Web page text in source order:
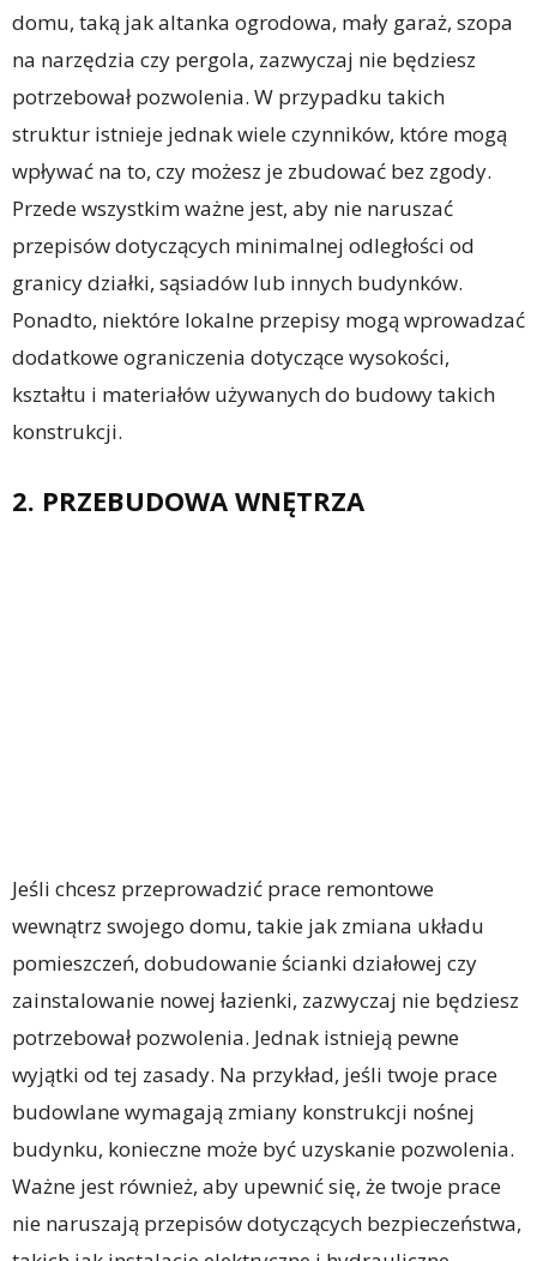
domu, taką jak altanka ogrodowa, mały garaż, szopa
na narzędzia czy pergola, zazwyczaj nie będziesz
potrzebował pozwolenia. W przypadku takich
struktur istnieje jednak wiele czynników, które mogą
wpływać na to, czy możesz je zbudować bez zgody.
Przede wszystkim ważne jest, aby nie naruszać
przepisów dotyczących minimalnej odległości od
granicy działki, sąsiadów lub innych budynków.
Ponadto, niektóre lokalne przepisy mogą wprowadzać
dodatkowe ograniczenia dotyczące wysokości,
kształtu i materiałów używanych do budowy takich
konstrukcji.
2. PRZEBUDOWA WNĘTRZA
Jeśli chcesz przeprowadzić prace remontowe
wewnątrz swojego domu, takie jak zmiana układu
pomieszczeń, dobudowanie ścianki działowej czy
zainstalowanie nowej łazienki, zazwyczaj nie będziesz
potrzebował pozwolenia. Jednak istnieją pewne
wyjątki od tej zasady. Na przykład, jeśli twoje prace
budowlane wymagają zmiany konstrukcji nośnej
budynku, konieczne może być uzyskanie pozwolenia.
Ważne jest również, aby upewnić się, że twoje prace
nie naruszają przepisów dotyczących bezpieczeństwa,